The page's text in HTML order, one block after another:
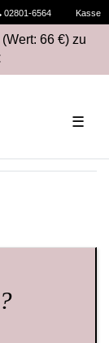
02801-6564 Kasse
66 €) zu
☰